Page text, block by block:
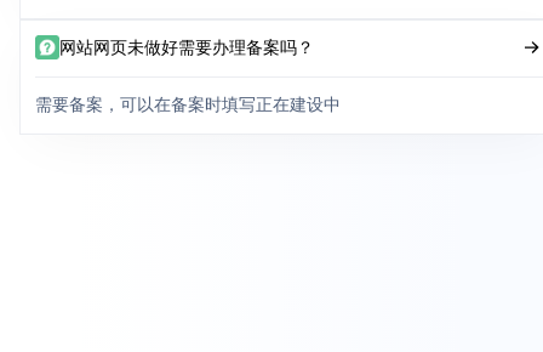
网站网页未做好需要办理备案吗？
需要备案，可以在备案时填写正在建设中